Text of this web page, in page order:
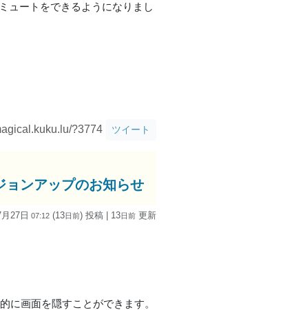
ュートをできるようになりまし
?3774 ツイート
ンアップのお知らせ
27日 07:12 (13日前) 投稿 | 13日前 更新
に画面を隠すことができます。